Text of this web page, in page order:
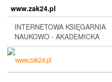
content
www.zak24.pl
INTERNETOWA KSIĘGARNIA
NAUKOWO - AKADEMICKA